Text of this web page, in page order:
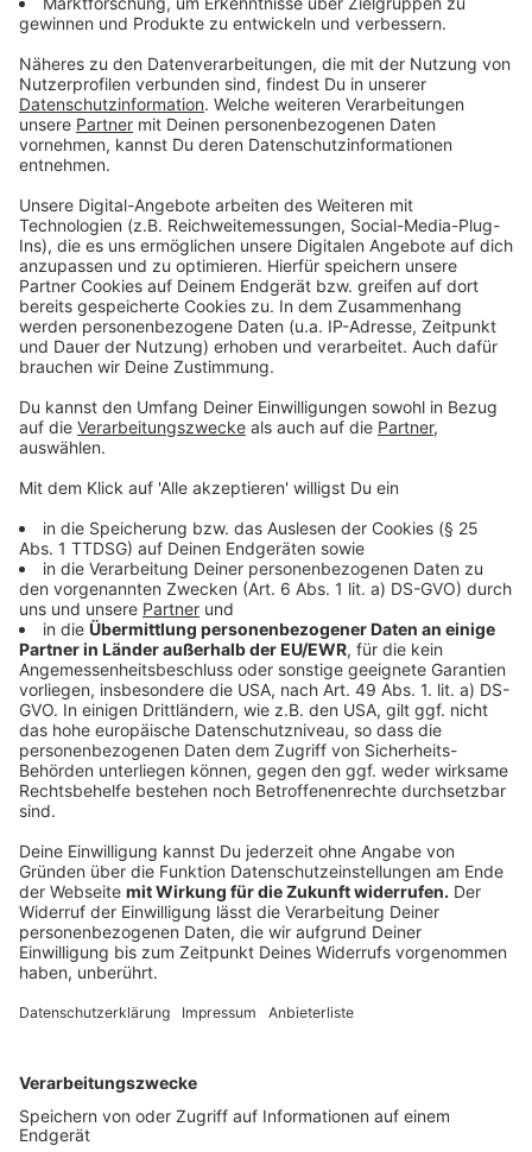
Anzeige
Brot backen im Siebengebirgsmuseum
Im Siebengebirgsmusuem in Königswinter können
Kinder heute lernen, wie traditionell Brot gebacken
wird. Zwischendurch gibt es auch noch eine Führung
durch das Museum.
Um 14 Uhr geht's los. Der Museumseintritt kostet 6
Euro.
Anzeige
Sommerfest im Römerbad
Anzeige
Morgen ist Open Air Fest im Römerbad in Bonn. Es gibt
zum Beispiel ne Wasserbühne - ab 11 Uhr geht da die
Rugby gespielt werden. Und Auch im Wasser wird es
sportlich: Um 16 Uhr gibt's Turmspringen und überm
Wasser ist außerdem ne Slackline gespannt, da kann
man drauf Balancieren.
Das Römerbad ist bis 20 Uhr geöffnet.
Jahre und 4 Euro für Erwachsene.